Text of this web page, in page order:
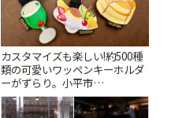
カスタマイズも楽しい!約500種
類の可愛いワッペンキーホルダ
ーがずらり。小平市
「Kimamaya T&K」 | ことりっ
ぷ